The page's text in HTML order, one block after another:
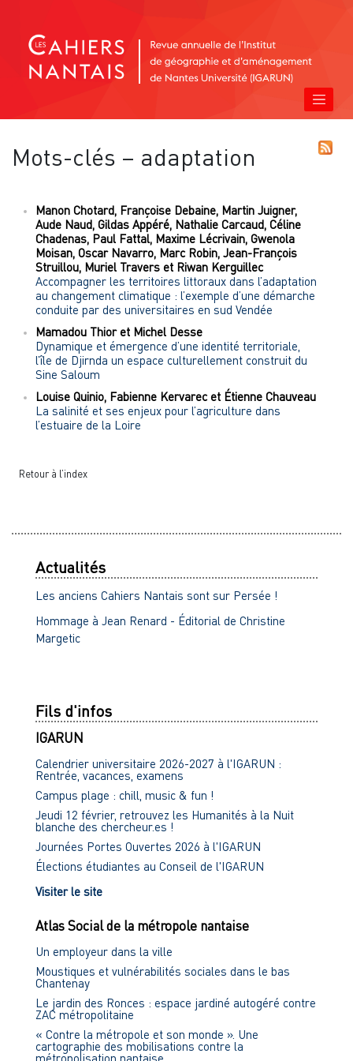
Mots-clés – adaptation
Manon Chotard Françoise Debaine Martin Juigner,
Aude Naud Gildas Appéré Nathalie Carcaud Céline
Chadenas Paul Fattal Maxime Lécrivain Gwenola
Moisan Oscar Navarro Marc Robin Jean-François
Struillou Muriel Travers et Riwan Kerguillec
Accompagner les territoires littoraux dans l’adaptation
au changement climatique : l’exemple d’une démarche
conduite par des universitaires en sud Vendée
Mamadou Thioret Michel Desse
Dynamique et émergence d’une identité territoriale,
l’île de Djirnda un espace culturellement construit du
Sine Saloum
Louise Quinio Fabienne Kervarec et Étienne Chauveau
La salinité et ses enjeux pour l’agriculture dans
l’estuaire de la Loire
Retour à l’index
Actualités
Les anciens Cahiers Nantais sont sur Persée !
Hommage à Jean Renard - Éditorial de Christine
Margetic
Fils d'infos
IGARUN
Calendrier universitaire 2026-2027 à l'IGARUN :
Rentrée, vacances, examens
Campus plage : chill, music & fun !
Jeudi 12 février, retrouvez les Humanités à la Nuit
blanche des chercheur.es !
Journées Portes Ouvertes 2026 à l'IGARUN
Élections étudiantes au Conseil de l'IGARUN
Visiter le site
Atlas Social de la métropole nantaise
Un employeur dans la ville
Moustiques et vulnérabilités sociales dans le bas
Chantenay
Le jardin des Ronces : espace jardiné autogéré contre
ZAC métropolitaine
« Contre la métropole et son monde ». Une
cartographie des mobilisations contre la
métropolisation nantaise